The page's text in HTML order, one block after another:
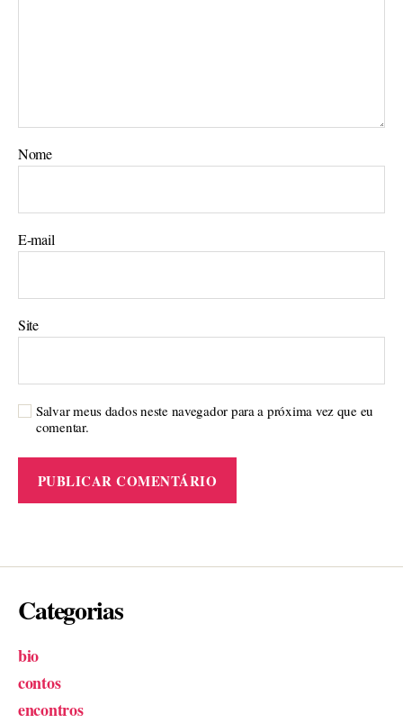
Nome
E-mail
Site
Salvar meus dados neste navegador para a próxima vez que eu
comentar.
Categorias
bio
contos
encontros